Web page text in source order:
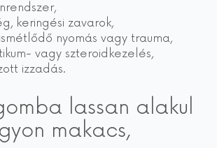
keringési zavarok,
nyomás vagy trauma,
vagy szteroidkezelés,
izzadás.
lassan alakul
makacs,